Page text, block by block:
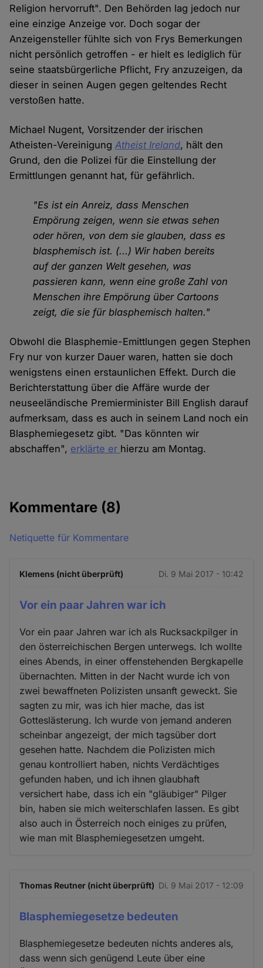
Religion hervorruft". Den Behörden lag jedoch nur
eine einzige Anzeige vor. Doch sogar der
Anzeigensteller fühlte sich von Frys Bemerkungen
nicht persönlich getroffen - er hielt es lediglich für
seine staatsbürgerliche Pflicht, Fry anzuzeigen, da
dieser in seinen Augen gegen geltendes Recht
verstoßen hatte.
Michael Nugent, Vorsitzender der irischen
Atheisten-VereinigungAtheist Ireland, hält den
Grund, den die Polizei für die Einstellung der
Ermittlungen genannt hat, für gefährlich.
"Es ist ein Anreiz, dass Menschen
Empörung zeigen, wenn sie etwas sehen
oder hören, von dem sie glauben, dass es
blasphemisch ist. (...) Wir haben bereits
auf der ganzen Welt gesehen, was
passieren kann, wenn eine große Zahl von
Menschen ihre Empörung über Cartoons
zeigt, die sie für blasphemisch halten."
Obwohl die Blasphemie-Emittlungen gegen Stephen
Fry nur von kurzer Dauer waren, hatten sie doch
wenigstens einen erstaunlichen Effekt. Durch die
Berichterstattung über die Affäre wurde der
neuseeländische Premierminister Bill English darauf
aufmerksam, dass es auch in seinem Land noch ein
Blasphemiegesetz gibt. "Das könnten wir
abschaffen", erklärte er hierzu am Montag.
Kommentare (8)
Netiquette für Kommentare
Klemens (nicht überprüft) Di. 9 Mai 2017 - 10:42
Vor ein paar Jahren war ich
Vor ein paar Jahren war ich als Rucksackpilger in
den österreichischen Bergen unterwegs. Ich wollte
eines Abends, in einer offenstehenden Bergkapelle
übernachten. Mitten in der Nacht wurde ich von
zwei bewaffneten Polizisten unsanft geweckt. Sie
sagten zu mir, was ich hier mache, das ist
Gotteslästerung. Ich wurde von jemand anderen
scheinbar angezeigt, der mich tagsüber dort
gesehen hatte. Nachdem die Polizisten mich
genau kontrolliert haben, nichts Verdächtiges
gefunden haben, und ich ihnen glaubhaft
versichert habe, dass ich ein "gläubiger" Pilger
bin, haben sie mich weiterschlafen lassen. Es gibt
also auch in Österreich noch einiges zu prüfen,
wie man mit Blasphemiegesetzen umgeht.
Thomas Reutner (nicht überprüft) Di. 9 Mai 2017 - 12:09
Blasphemiegesetze bedeuten
Blasphemiegesetze bedeuten nichts anderes als,
dass wenn sich genügend Leute über eine